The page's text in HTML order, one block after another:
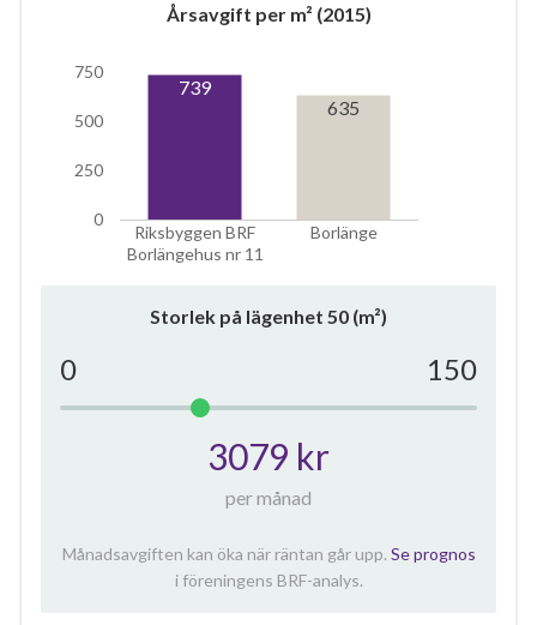
Årsavgift per m² (2015)
Riksbyggen BRF
Borlängehus nr 11
Borlänge
0
250
500
750
739
635
Storlek på lägenhet 50 (m²)
0 150
3079 kr
per månad
Månadsavgiften kan öka när räntan går upp. Se prognos
i föreningens BRF-analys.